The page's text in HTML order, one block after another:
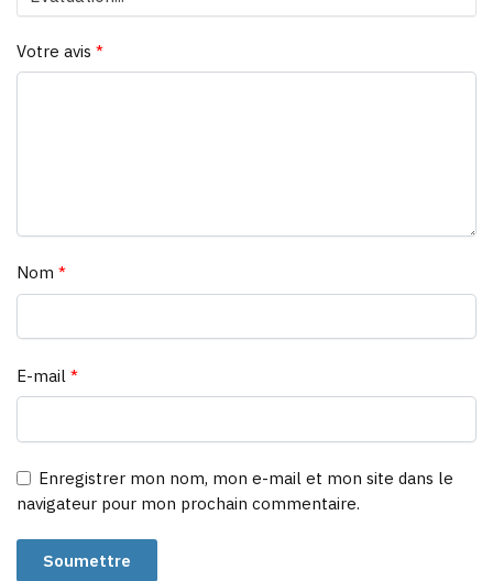
Votre avis *
Nom *
E-mail *
Enregistrer mon nom, mon e-mail et mon site dans le
navigateur pour mon prochain commentaire.